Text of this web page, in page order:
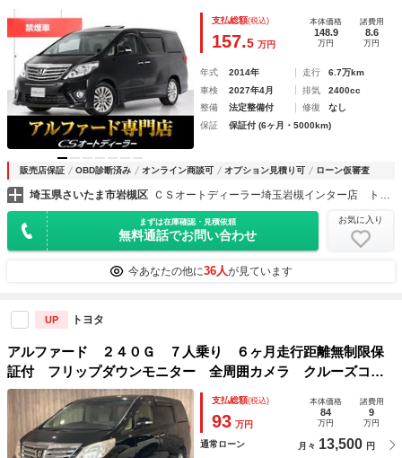
後席モニター／エグゼクティブシート／両側自動ドア／パワー
バックドア／パワーシート／シートメモリー／クルーズコント
ロール／
支払総額(税込)
157.5 万円
本体価格
148.9
万円
諸費用
8.6
万円
年式 2014年 走行
6.7万km
車検
2027年4月 排気
2400cc
整備
法定整備付 修復
なし
保証
保証付 (6ヶ月・5000km)
販売店保証 OBD診断済み オンライン商談可 オプション見積り可 ローン仮審査
埼玉県さいたま市岩槻区
まずは在庫確認・見積依頼
無料通話でお問い合わせ
お気に入り
今あなたの他に36人が見ています
UP トヨタ
アルファード ２４０Ｇ ７人乗り ６ヶ月走行距離無制限保
証付 フリップダウンモニター 全周囲カメラ クルーズコン
トロール 両側パワースライドドア 禁煙車 純正ＨＤＤナ
ビ コーナーセンサー Ｂｌｕｅｔｏｏｔｈ フルセグ ＥＴ
Ｃ
支払総額(税込)
93 万円
本体価格
84
万円
諸費用
9
万円
通常ローン 月々 13,500 円